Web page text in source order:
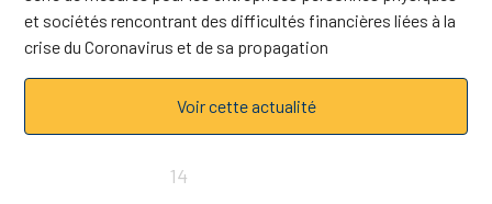
et sociétés rencontrant des difficultés financières liées à la
crise du Coronavirus et de sa propagation
Voir cette actualité
14